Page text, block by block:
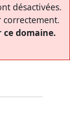
désactivées.
correctement.
ce domaine.